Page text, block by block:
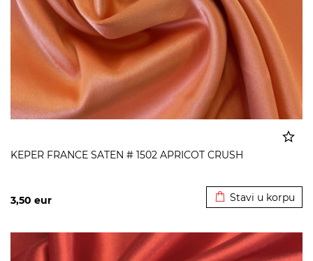
KEPER FRANCE SATEN # 1502 APRICOT CRUSH
3,50 eur Stavi u korpu